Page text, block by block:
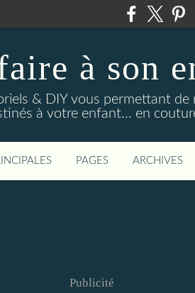
à son
& DIY vous permettant de
à votre enfant... en
PAGES ARCHIVES
Publicité